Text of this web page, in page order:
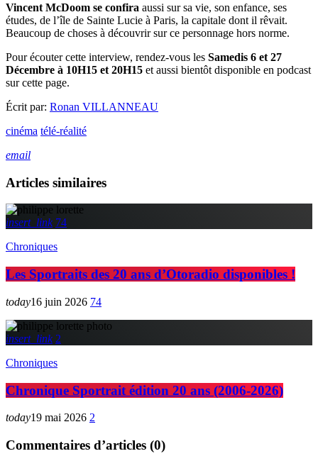
Vincent McDoom se confira aussi sur sa vie, son enfance, ses
études, de l’île de Sainte Lucie à Paris, la capitale dont il rêvait.
Beaucoup de choses à découvrir sur ce personnage hors norme.
Pour écouter cette interview, rendez-vous les Samedis 6 et 27
Décembre à 10H15 et 20H15 et aussi bientôt disponible en podcast
sur cette page.
Écrit par: Ronan VILLANNEAU
cinéma télé-réalité
email
Articles similaires
insert_link 74
Chroniques
Les Sportraits des 20 ans d’Otoradio disponibles !
today16 juin 2026 74
insert_link 2
Chroniques
Chronique Sportrait édition 20 ans (2006-2026)
today19 mai 2026 2
Commentaires d’articles (0)